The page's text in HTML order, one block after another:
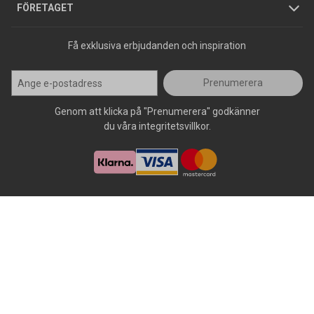
FÖRETAGET
Press
Få exklusiva erbjudanden och inspiration
Prenumerera
Genom att klicka på "Prenumerera" godkänner
du våra integritetsvillkor.